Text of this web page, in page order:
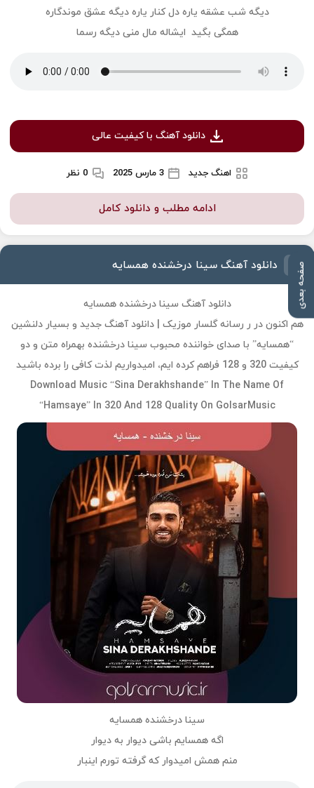
صفحه بعدی
دیگه شب عشقه یاره دل کنار یاره دیگه عشق موندگاره
همگی بگید ایشاله مال منی دیگه رسما
دانلود آهنگ با کیفیت عالی
اهنگ جدید 3 مارس 2025 0 نظر
ادامه مطلب و دانلود کامل
دانلود آهنگ سینا درخشنده همسایه
دانلود آهنگ سینا درخشنده همسایه
هم اکنون در ر رسانه گلسار موزیک | دانلود آهنگ جدید و بسیار دلنشین
“همسایه” با صدای خواننده محبوب سینا درخشنده بهمراه متن و دو
کیفیت 320 و 128 فراهم کرده ایم، امیدواریم لذت کافی را برده باشید
Download Music “Sina Derakhshande” In The Name Of
“Hamsaye” In 320 And 128 Quality On GolsarMusic
سینا درخشنده همسایه
اگه همسایم باشى دیوار به دیوار
منم همش امیدوار که گرفته تورم اینبار